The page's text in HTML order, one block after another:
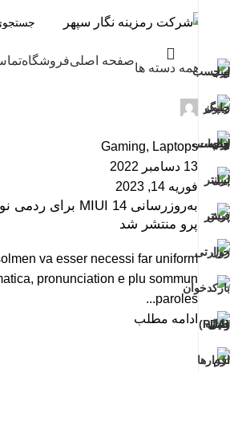
همه دسته ها
صفحه اصلیفروشگاه
Gaming, Laptops
13 دسامبر 2022
فوریه 14, 2023
پرو منتشر شد
va esser necessi far uniform
pronunciation e plu sommun
paroles...
ادامه مطلب